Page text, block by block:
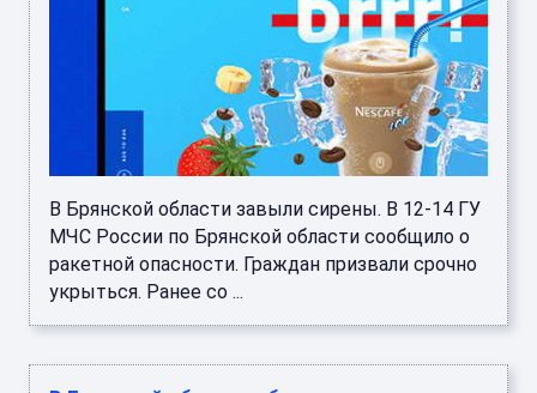
В Брянской области завыли сирены. В 12-14 ГУ
МЧС России по Брянской области сообщило о
ракетной опасности. Граждан призвали срочно
укрыться. Ранее со ...